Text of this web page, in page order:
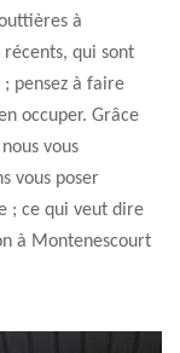
à
qui sont
pensez à faire
occuper. Grâce
vous
vous poser
; ce qui veut dire
à Montenescourt